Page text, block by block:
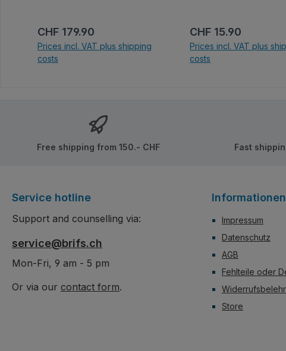
Regular price:
CHF 179.90
Prices incl. VAT plus shipping
costs
Regular price:
CHF 15.90
Prices incl. VAT plus
costs
Free shipping from 150.- CHF Fast
Service hotline
Support and counselling via:
service@brifs.ch
Mon-Fri, 9 am - 5 pm
Or via our contact form.
Informationen
Impressum
Datenschutz
AGB
Fehlteile oder
Store